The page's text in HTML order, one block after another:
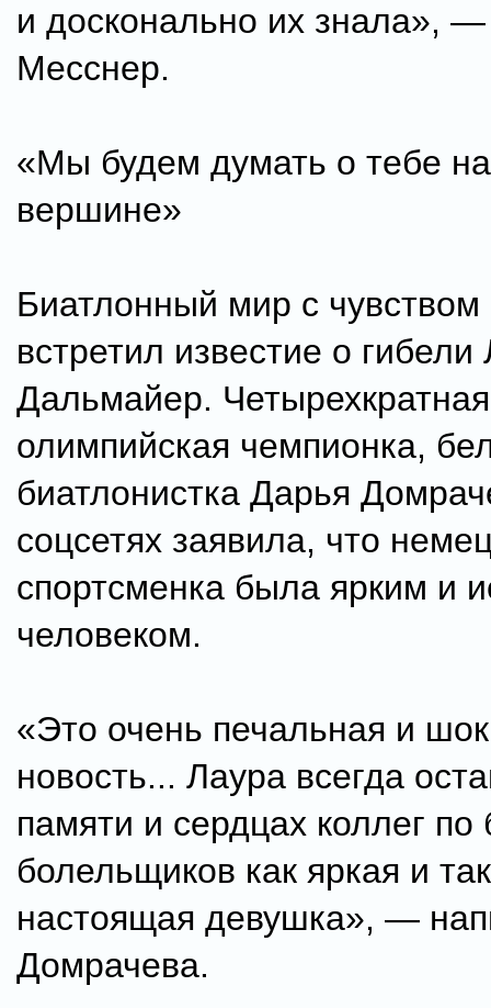
и досконально их знала»,
Месснер.
«Мы будем думать о тебе
вершине»
Биатлонный мир с чувством
встретил известие о
Дальмайер. Четырехкратная
олимпийская чемпионка,
биатлонистка Дарья
соцсетях заявила, что
спортсменка была ярким и
человеком.
«Это очень печальная и
новость... Лаура всегда
памяти и сердцах коллег по
болельщиков как яркая и
настоящая девушка», —
Домрачева.